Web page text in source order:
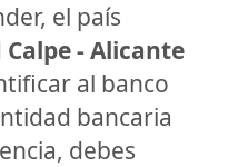
el país
Calpe - Alicante
al banco
bancaria
debes